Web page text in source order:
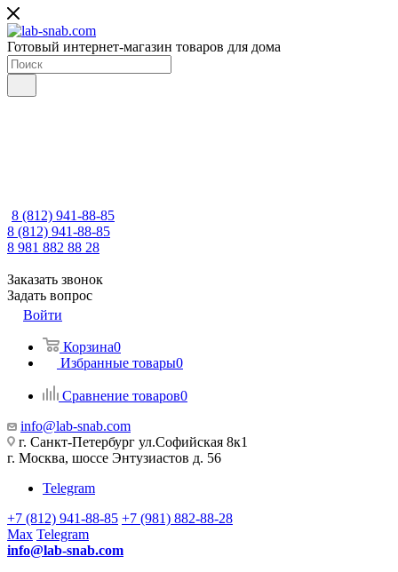
Готовый интернет-магазин товаров для дома
8 (812) 941-88-85
8 (812) 941-88-85
8 981 882 88 28
Заказать звонок
Задать вопрос
Войти
Корзина0
Избранные товары0
Сравнение товаров0
info@lab-snab.com
г. Санкт-Петербург ул.Софийская 8к1
г. Москва, шоссе Энтузиастов д. 56
Telegram
+7 (812) 941-88-85 +7 (981) 882-88-28
Max Telegram
info@lab-snab.com